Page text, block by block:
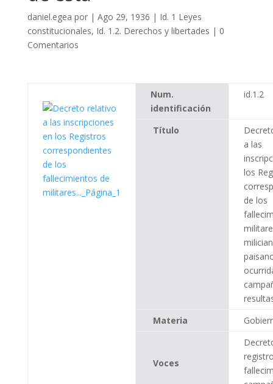
daniel.egea por | Ago 29, 1936 | Id. 1 Leyes
constitucionales, Id. 1.2. Derechos y libertades | 0
Comentarios
Num.
identificación
id.1.2
Título
a las
los
de los
Materia
Voces